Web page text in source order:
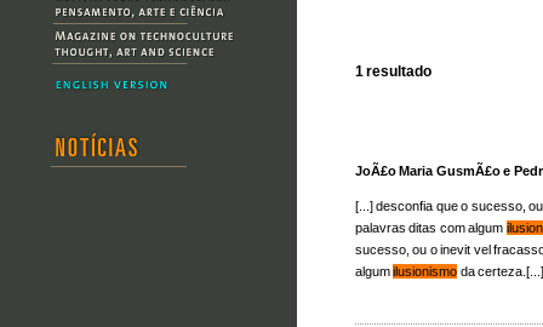
1 resultado
JoÃ£o Maria GusmÃ£o e
[...] desconfia que o sucesso,
palavras ditas com algum
sucesso, ou o inevit vel
algumilusionismo da